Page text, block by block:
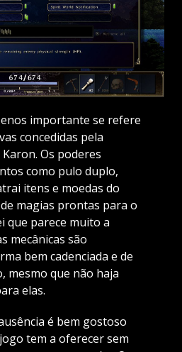
importante se refere
concedidas pela
Os poderes
como pulo duplo,
itens e moedas do
magias prontas para o
que parece muito a
mecânicas são
bem cadenciada e de
mesmo que não haja
elas.
é bem gostoso
tem a oferecer sem